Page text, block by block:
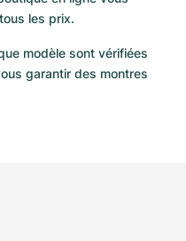
les prix.
modèle sont vérifiées
garantir des montres